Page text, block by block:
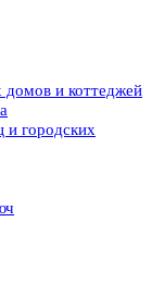
и коттеджей
и городских